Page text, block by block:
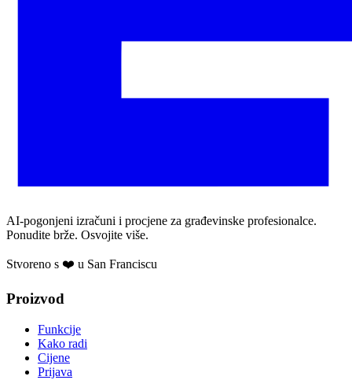
AI-pogonjeni izračuni i procjene za građevinske profesionalce.
Ponudite brže. Osvojite više.
Stvoreno s ❤️ u San Franciscu
Proizvod
Funkcije
Kako radi
Cijene
Prijava